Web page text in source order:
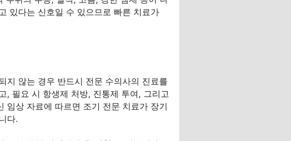
있다는 신호일 수 있으므로 빠른 치료가
지 않는 경우 반드시 전문 수의사의 진료를
, 필요 시 항생제 처방, 진통제 투여, 그리고
임상 자료에 따르면 조기 전문 치료가 장기
다.